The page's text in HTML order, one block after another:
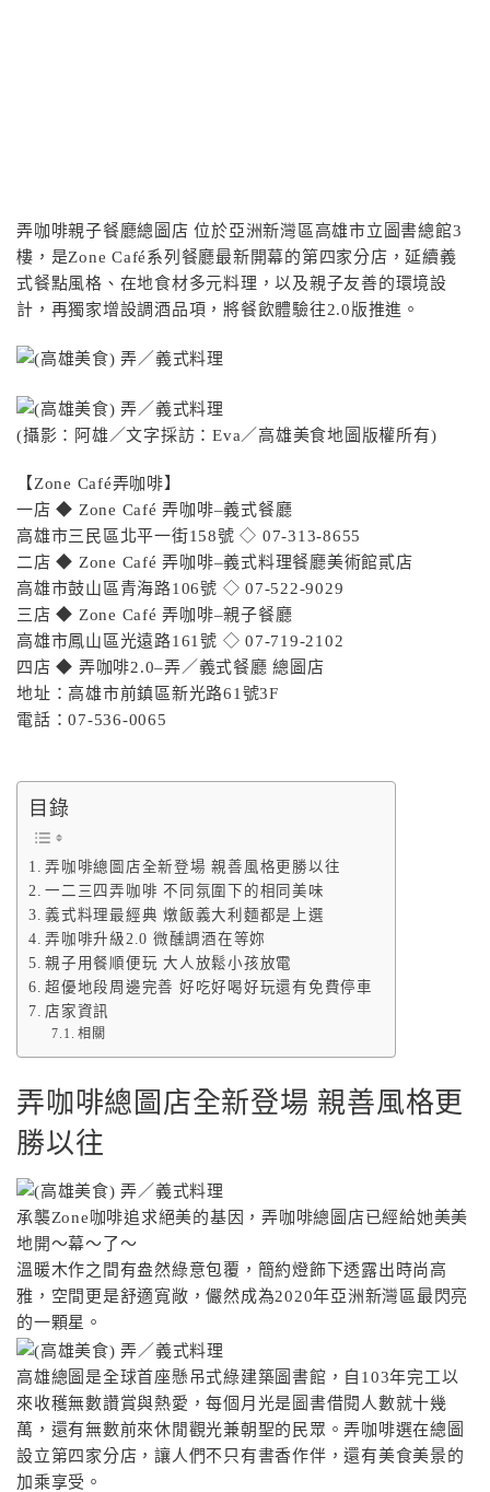
弄咖啡親子餐廳總圖店 位於亞洲新灣區高雄市立圖書總館3
樓，是Zone Café系列餐廳最新開幕的第四家分店，延續義
式餐點風格、在地食材多元料理，以及親子友善的環境設
計，再獨家增設調酒品項，將餐飲體驗往2.0版推進。
(攝影：阿雄／文字採訪：Eva／高雄美食地圖版權所有)
【Zone Café弄咖啡】
一店 ◆ Zone Café 弄咖啡–義式餐廳
高雄市三民區北平一街158號 ◇ 07-313-8655
二店 ◆ Zone Café 弄咖啡–義式料理餐廳美術館貳店
高雄市鼓山區青海路106號 ◇ 07-522-9029
三店 ◆ Zone Café 弄咖啡–親子餐廳
高雄市鳳山區光遠路161號 ◇ 07-719-2102
四店 ◆ 弄咖啡2.0–弄／義式餐廳 總圖店
地址：高雄市前鎮區新光路61號3F
電話：07-536-0065
目錄
弄咖啡總圖店全新登場 親善風格更勝以往
一二三四弄咖啡 不同氛圍下的相同美味
義式料理最經典 燉飯義大利麵都是上選
弄咖啡升級2.0 微醺調酒在等妳
親子用餐順便玩 大人放鬆小孩放電
超優地段周邊完善 好吃好喝好玩還有免費停車
店家資訊
相關
弄咖啡總圖店全新登場 親善風格更
勝以往
承襲Zone咖啡追求絕美的基因，弄咖啡總圖店已經給她美美
地開〜幕〜了〜
溫暖木作之間有盎然綠意包覆，簡約燈飾下透露出時尚高
雅，空間更是舒適寬敞，儼然成為2020年亞洲新灣區最閃亮
的一顆星。
高雄總圖是全球首座懸吊式綠建築圖書館，自103年完工以
來收穫無數讚賞與熱愛，每個月光是圖書借閱人數就十幾
萬，還有無數前來休閒觀光兼朝聖的民眾。弄咖啡選在總圖
設立第四家分店，讓人們不只有書香作伴，還有美食美景的
加乘享受。